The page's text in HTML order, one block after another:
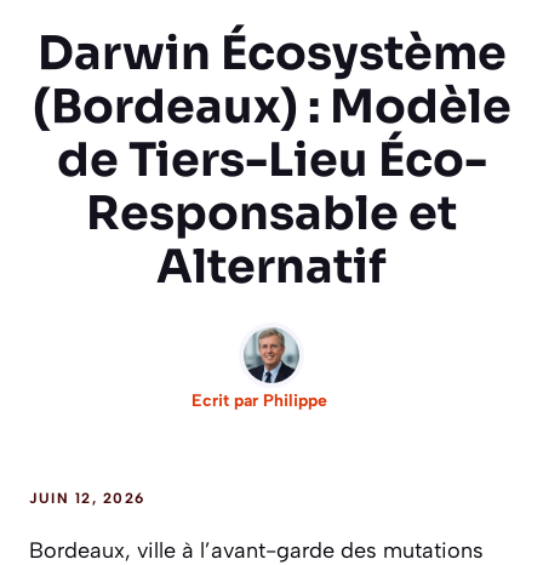
Darwin Écosystème
(Bordeaux) : Modèle
de Tiers-Lieu Éco-
Responsable et
Alternatif
Ecrit par Philippe
JUIN 12, 2026
Bordeaux, ville à l’avant-garde des mutations